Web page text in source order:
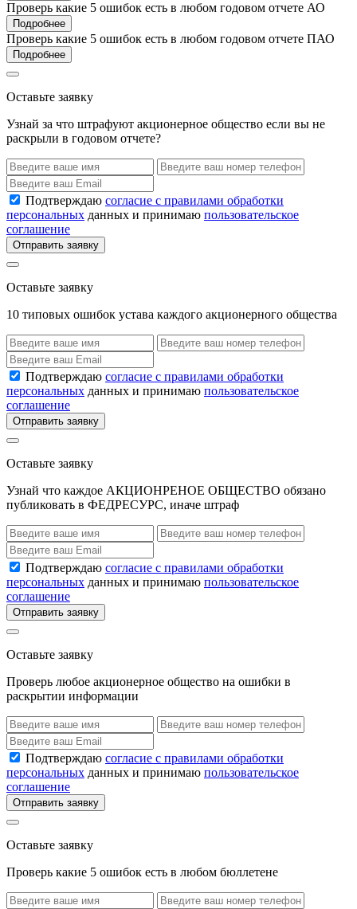
Проверь какие 5 ошибок есть в любом годовом отчете АО
Подробнее
Проверь какие 5 ошибок есть в любом годовом отчете ПАО
Подробнее
Оставьте заявку
Узнай за что штрафуют акционерное общество если вы не
раскрыли в годовом отчете?
Подтверждаю согласие с правилами обработки
персональных данных и принимаю пользовательское
соглашение
Отправить заявку
Оставьте заявку
10 типовых ошибок устава каждого акционерного общества
Подтверждаю согласие с правилами обработки
персональных данных и принимаю пользовательское
соглашение
Отправить заявку
Оставьте заявку
Узнай что каждое АКЦИОНРЕНОЕ ОБЩЕСТВО обязано
публиковать в ФЕДРЕСУРС, иначе штраф
Подтверждаю согласие с правилами обработки
персональных данных и принимаю пользовательское
соглашение
Отправить заявку
Оставьте заявку
Проверь любое акционерное общество на ошибки в
раскрытии информации
Подтверждаю согласие с правилами обработки
персональных данных и принимаю пользовательское
соглашение
Отправить заявку
Оставьте заявку
Проверь какие 5 ошибок есть в любом бюллетене